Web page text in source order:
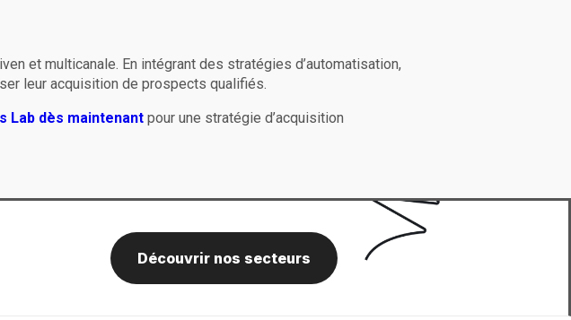
et multicanale. En intégrant des stratégies d’automatisation,
leur acquisition de prospects qualifiés.
Lab dès maintenant pour une stratégie d’acquisition
Découvrir nos secteurs